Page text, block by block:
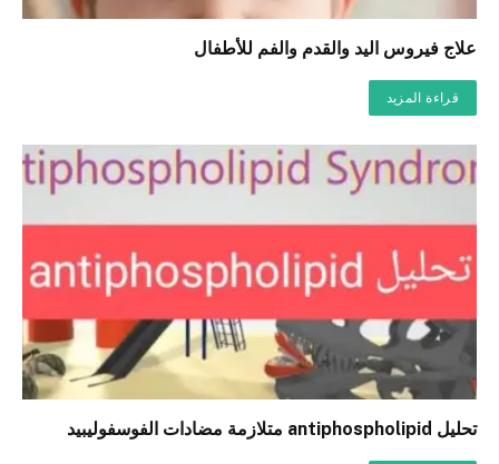
علاج فيروس اليد والقدم والفم للأطفال
قراءة المزيد
تحليل antiphospholipid متلازمة مضادات الفوسفوليبيد